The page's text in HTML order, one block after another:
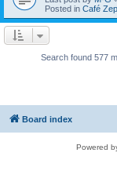
Posted in Café
Search found 577
Board index
Powered